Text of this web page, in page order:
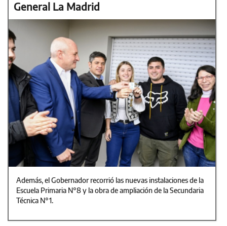
General La Madrid
Además, el Gobernador recorrió las nuevas instalaciones de la
Escuela Primaria N°8 y la obra de ampliación de la Secundaria
Técnica N°1.